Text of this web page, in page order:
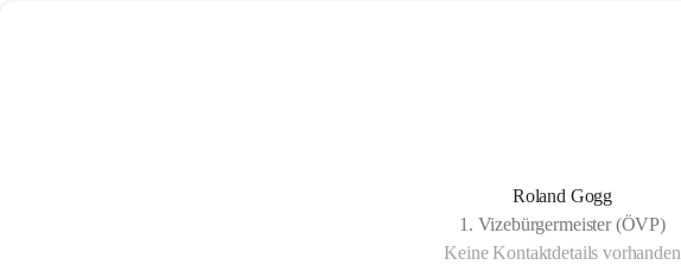
Roland Gogg
1. Vizebürgermeister (ÖVP)
Keine Kontaktdetails vorhanden